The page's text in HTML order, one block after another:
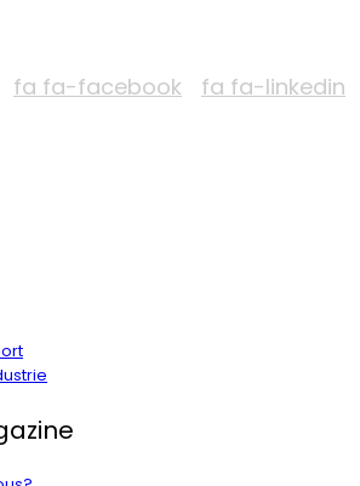
fa fa-facebook fa fa-linkedin